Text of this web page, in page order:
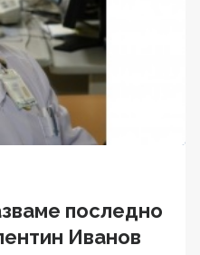
последно
Иванов